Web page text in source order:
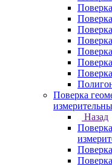
Поверка
Назад